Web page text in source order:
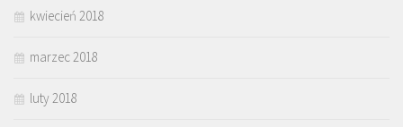
kwiecień 2018
marzec 2018
luty 2018